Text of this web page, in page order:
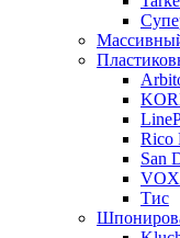
Rico
San
VOX
Тис